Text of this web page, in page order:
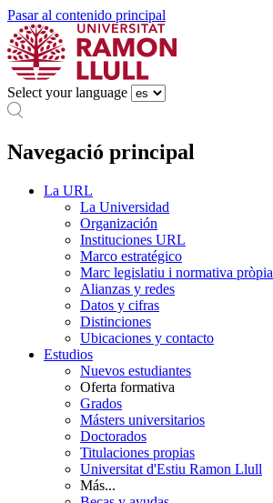
Pasar al contenido principal
Select your language
Navegació principal
La URL
La Universidad
Organización
Instituciones URL
Marco estratégico
Marc legislatiu i normativa pròpia
Alianzas y redes
Datos y cifras
Distinciones
Ubicaciones y contacto
Estudios
Nuevos estudiantes
Oferta formativa
Grados
Másters universitarios
Doctorados
Titulaciones propias
Universitat d'Estiu Ramon Llull
Más...